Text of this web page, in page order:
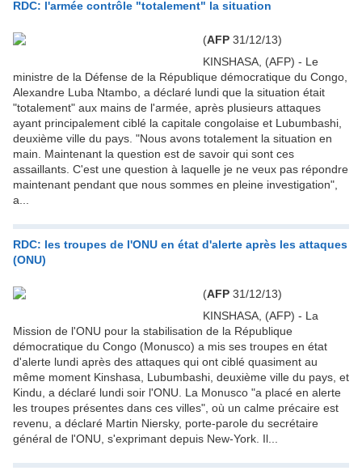
RDC: l'armée contrôle "totalement" la situation
(AFP 31/12/13)
KINSHASA, (AFP) - Le
ministre de la Défense de la République démocratique du Congo,
Alexandre Luba Ntambo, a déclaré lundi que la situation était
"totalement" aux mains de l'armée, après plusieurs attaques
ayant principalement ciblé la capitale congolaise et Lubumbashi,
deuxième ville du pays. "Nous avons totalement la situation en
main. Maintenant la question est de savoir qui sont ces
assaillants. C'est une question à laquelle je ne veux pas répondre
maintenant pendant que nous sommes en pleine investigation",
a...
RDC: les troupes de l'ONU en état d'alerte après les attaques
(ONU)
(AFP 31/12/13)
KINSHASA, (AFP) - La
Mission de l'ONU pour la stabilisation de la République
démocratique du Congo (Monusco) a mis ses troupes en état
d'alerte lundi après des attaques qui ont ciblé quasiment au
même moment Kinshasa, Lubumbashi, deuxième ville du pays, et
Kindu, a déclaré lundi soir l'ONU. La Monusco "a placé en alerte
les troupes présentes dans ces villes", où un calme précaire est
revenu, a déclaré Martin Niersky, porte-parole du secrétaire
général de l'ONU, s'exprimant depuis New-York. Il...